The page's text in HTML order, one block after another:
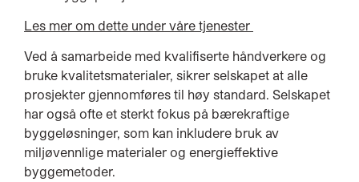
Les mer om dette under våre tjenester
Ved å samarbeide med kvalifiserte håndverkere og
bruke kvalitetsmaterialer, sikrer selskapet at alle
prosjekter gjennomføres til høy standard. Selskapet
har også ofte et sterkt fokus på bærekraftige
byggeløsninger, som kan inkludere bruk av
miljøvennlige materialer og energieffektive
byggemetoder.